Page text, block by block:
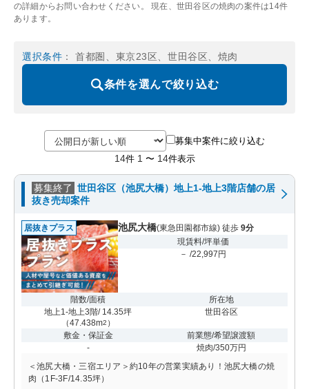
の詳細からお問い合わせください。 現在、世田谷区の焼肉の案件は14件
あります。
選択条件 ： 首都圏、東京23区、世田谷区、焼肉
条件を選んで絞り込む
募集中案件に絞り込む
14件 1 〜 14件表示
募集終了 世田谷区（池尻大橋）地上1-地上3階店舗の居
抜き売却案件
居抜きプラス 池尻大橋(東急田園都市線) 徒歩 9分
現賃料/坪単価
－ /22,997円
階数/面積
地上1-地上3階/ 14.35坪
（47.438m2 ）
所在地
世田谷区
敷金・保証金
-
前業態/希望譲渡額
焼肉/350万円
＜池尻大橋・三宿エリア＞約10年の営業実績あり！池尻大橋の焼
肉（1F-3F/14.35坪）